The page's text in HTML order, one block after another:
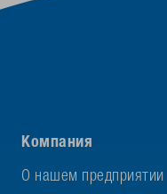
Компания
О нашем предприятии